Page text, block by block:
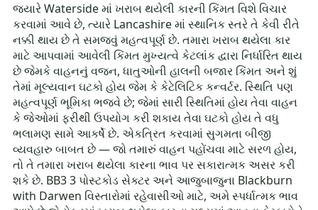
જ્યારે Waterside માં ખરાબ થયેલી કારની કિંમત વિશે વિચાર
કરવામાં આવે છે, ત્યારે Lancashire માં સ્થાનિક સ્તરે તે કેવી રીતે
નક્કી થાય છે તે સમજવું મહત્વપૂર્ણ છે. તમારા ખરાબ થયેલા કાર
માટે આપવામાં આવેલી કિંમત મુખ્યત્વે કેટલાંક દ્વારા નિર્ધારિત થાય
છે જેમકે વાહનનું વજન, ધાતુઓની હાલની બજાર કિંમત અને શું
તેમાં મૂલ્યવાન ઘટકો હોય જેમ કે કેટેલિટિક કન્વર્ટર. સ્થિતિ પણ
મહત્વપૂર્ણ ભૂમિકા ભજવે છે; જેમાં સારી સ્થિતિમાં હોય તેવા વાહન
કે જેઓમાં ફરીથી ઉપયોગ કરી શકાય તેવા ઘટકો હોય તે વધુ
ભલામણ સામે આકર્ષે છે. એકત્રિત કરવામાં સુગમતા બીજી
વ્યવહારુ બાબત છે — જો તમારું વાહન પહોંચવા માટે સરળ હોય,
તો તે તમારા ખરાબ થયેલા કારના ભાવ પર સકારાત્મક અસર કરી
શકે છે. BB3 3 પોસ્ટકોડ સેક્ટર અને આજુબાજુના Blackburn
with Darwen વિસ્તારોમાં રહેવાસીઓ માટે, અમે સ્પર્ધાત્મક ભાવ